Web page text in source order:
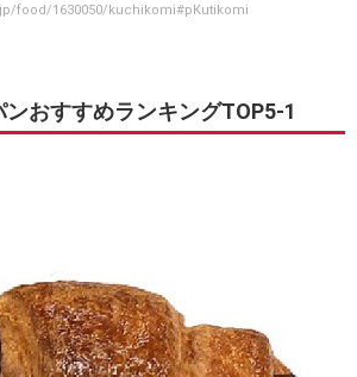
food/1630050/kuchikomi#pKutikomi
おすすめランキングTOP5-1